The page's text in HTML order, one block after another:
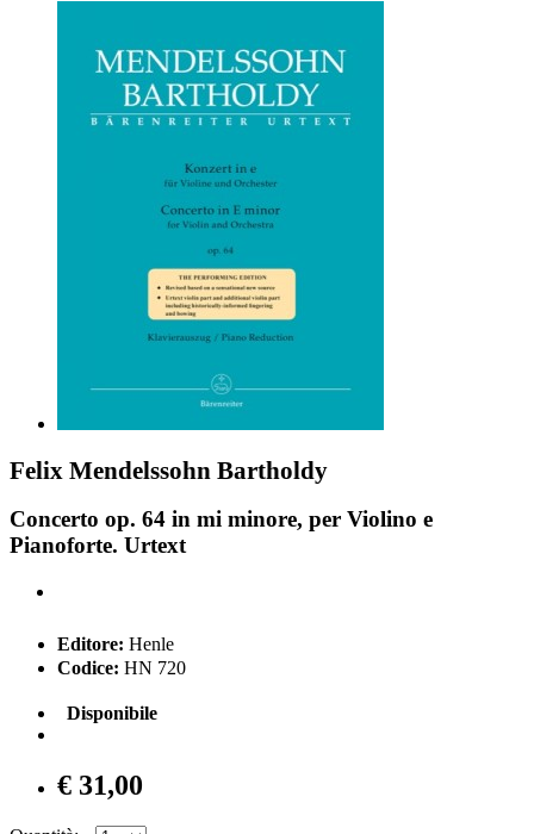
Felix Mendelssohn Bartholdy
Concerto op. 64 in mi minore, per Violino e
Pianoforte. Urtext
Editore: Henle
Codice: HN 720
Disponibile
€ 31,00